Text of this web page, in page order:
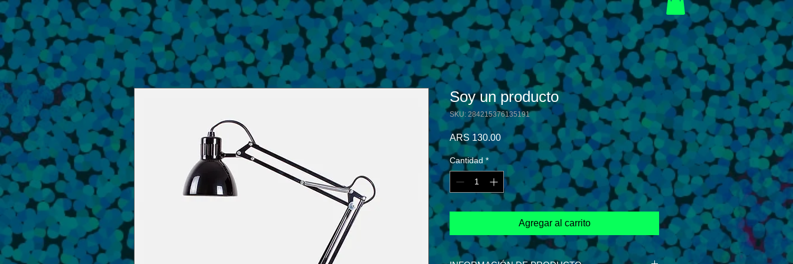
Soy un producto
SKU: 284215376135191
ARS 130.00Precio
Cantidad *
Agregar al carrito